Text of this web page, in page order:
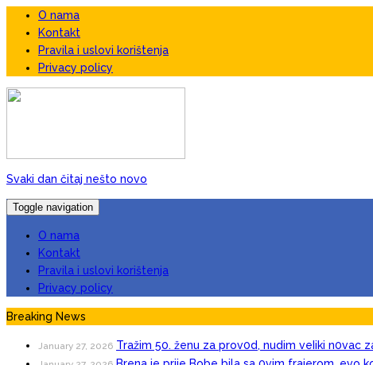
O nama
Kontakt
Pravila i uslovi korištenja
Privacy policy
Svaki dan čitaj nešto novo
Toggle navigation
O nama
Kontakt
Pravila i uslovi korištenja
Privacy policy
Breaking News
January 27, 2026 Tražim 50. ženu za prov0d, nudim veIiki n0vac